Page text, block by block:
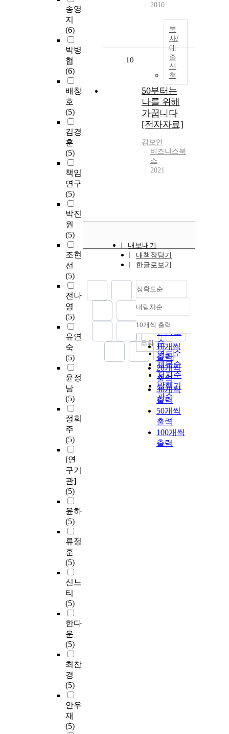
송영
지
(6)
박병
협
(6)
배창
호
(5)
김경
훈
(5)
책임
연구
(5)
박진
원
(5)
조현
선
(5)
전나
영
(5)
유연
숙
(5)
윤정
남
(5)
정희
주
(5)
[연
구기
관]
(5)
윤하
(5)
류정
훈
(5)
신느
티
(5)
한다
운
(5)
최찬
경
(5)
안우
재
(5)
2010
복
사/
대
출
신
청
10
50부터는
나를 위해
가꿉니다
[전자자료]
김보연
비즈니스북
스
2021
내보내기
내책장담기
한글로보기
정확도순
정확도
순
인기도
순
연도순
제목순
저자순
발행기
관순
내림차순
내림차순
10개씩 출력
10개씩
출력
20개씩
출력
30개씩
출력
50개씩
출력
100개씩
출력
조회